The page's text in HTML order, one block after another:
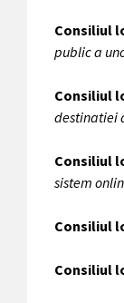
Consiliul
public a
Consiliul
destinatiei
Consiliul
sistem
Consiliul
Consiliul